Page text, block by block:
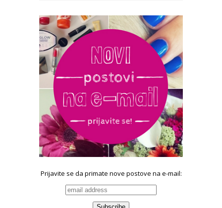
Prijavite se da primate nove postove na e-mail: